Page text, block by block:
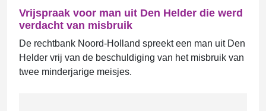
Vrijspraak voor man uit Den Helder die werd
verdacht van misbruik
De rechtbank Noord-Holland spreekt een man uit Den
Helder vrij van de beschuldiging van het misbruik van
twee minderjarige meisjes.